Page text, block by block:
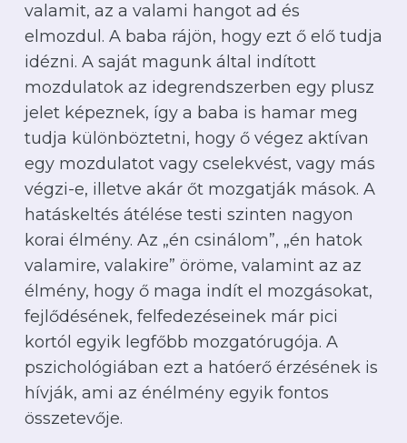
valamit, az a valami hangot ad és
elmozdul. A baba rájön, hogy ezt ő elő tudja
idézni. A saját magunk által indított
mozdulatok az idegrendszerben egy plusz
jelet képeznek, így a baba is hamar meg
tudja különböztetni, hogy ő végez aktívan
egy mozdulatot vagy cselekvést, vagy más
végzi-e, illetve akár őt mozgatják mások. A
hatáskeltés átélése testi szinten nagyon
korai élmény. Az „én csinálom”, „én hatok
valamire, valakire” öröme, valamint az az
élmény, hogy ő maga indít el mozgásokat,
fejlődésének, felfedezéseinek már pici
kortól egyik legfőbb mozgatórugója. A
pszichológiában ezt a hatóerő érzésének is
hívják, ami az énélmény egyik fontos
összetevője.